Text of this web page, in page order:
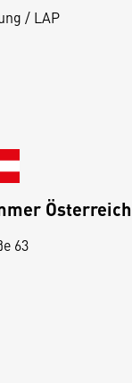
/ LAP
Österreich
63